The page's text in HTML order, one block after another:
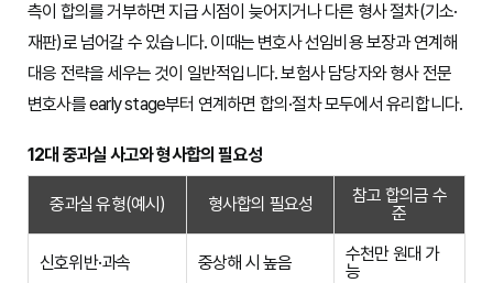
측이 합의를 거부하면 지급 시점이 늦어지거나 다른 형사 절차(기소·
재판)로 넘어갈 수 있습니다. 이때는 변호사 선임비용 보장과 연계해
대응 전략을 세우는 것이 일반적입니다. 보험사 담당자와 형사 전문
변호사를 early stage부터 연계하면 합의·절차 모두에서 유리합니다.
12대 중과실 사고와 형사합의 필요성
중과실 유형(예시) 형사합의 필요성
참고 합의금 수
준
신호위반·과속 중상해 시 높음
수천만 원대 가
능